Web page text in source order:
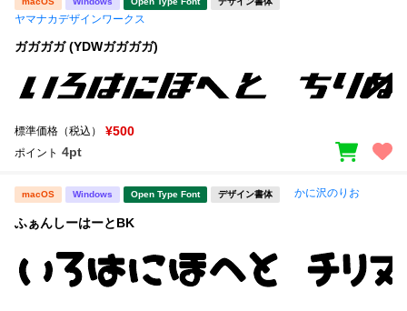
ヤマナカデザインワークス
ガガガガ (YDWガガガガ)
標準価格（税込） ¥500
ポイント 4pt
macOS Windows Open Type Font デザイン書体 かに沢のりお
ふぁんしーはーとBK